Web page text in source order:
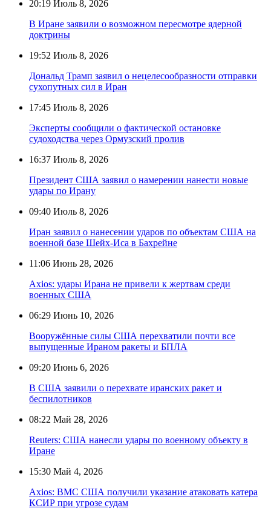
20:19 Июль 8, 2026
В Иране заявили о возможном пересмотре ядерной
доктрины
19:52 Июль 8, 2026
Дональд Трамп заявил о нецелесообразности отправки
сухопутных сил в Иран
17:45 Июль 8, 2026
Эксперты сообщили о фактической остановке
судоходства через Ормузский пролив
16:37 Июль 8, 2026
Президент США заявил о намерении нанести новые
удары по Ирану
09:40 Июль 8, 2026
Иран заявил о нанесении ударов по объектам США на
военной базе Шейх-Иса в Бахрейне
11:06 Июнь 28, 2026
Axios: удары Ирана не привели к жертвам среди
военных США
06:29 Июнь 10, 2026
Вооружённые силы США перехватили почти все
выпущенные Ираном ракеты и БПЛА
09:20 Июнь 6, 2026
В США заявили о перехвате иранских ракет и
беспилотников
08:22 Май 28, 2026
Reuters: США нанесли удары по военному объекту в
Иране
15:30 Май 4, 2026
Axios: ВМС США получили указание атаковать катера
КСИР при угрозе судам